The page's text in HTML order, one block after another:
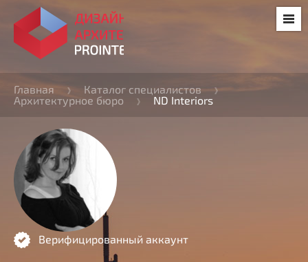
Главная
Каталог специалистов
Архитектурное бюро
ND Interiors
Верифицированный аккаунт